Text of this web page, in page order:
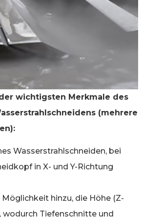
wichtigsten Merkmale des
(mehrere
Wasserstrahlschneiden, bei
in X- und Y-Richtung
Möglichkeit hinzu, die Höhe (Z-
wodurch Tiefenschnitte und